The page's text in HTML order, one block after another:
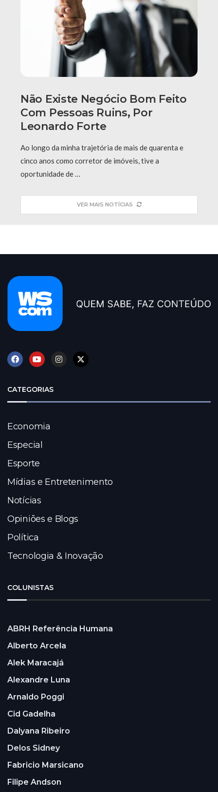
Não Existe Negócio Bom Feito
Com Pessoas Ruins, Por
Leonardo Forte
Ao longo da minha trajetória de mais de quarenta e
cinco anos como corretor de imóveis, tive a
oportunidade de …
VER MAIS NOTÍCIAS
CATEGORIAS
Economia
Especial
Esporte
Mídias e Entretenimento
Notícias
Opiniões e Blogs
Política
Tecnologia & Inovação
COLUNISTAS
ABRH Referência Humana
Alberto Arcela
Alek Maracajá
Alexandre Luna
Arnaldo Poggi
Cid Gadelha
Dalyana Ribeiro
Delos Sidney
Fabricio Marsicano
Filipe Andson